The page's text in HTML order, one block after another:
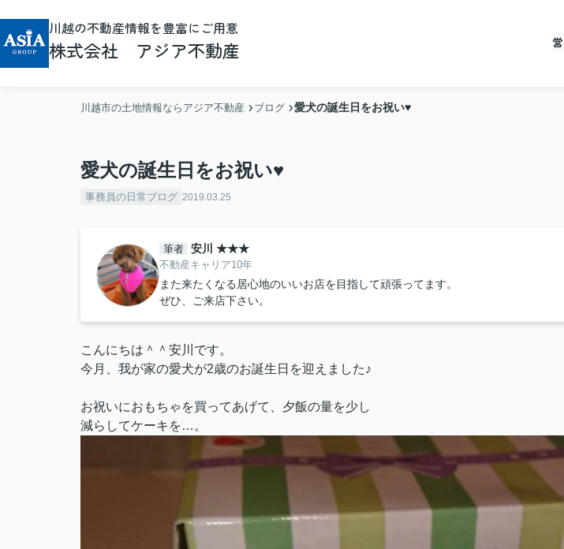
川越の不動産情報を豊富にご用意
株式会社 アジア不動産
川越市の土地情報ならアジア不動産 ブログ 愛犬の誕生日をお祝い♥
愛犬の誕生日をお祝い♥
事務員の日常ブログ 2019.03.25
筆者 安川 ★★★
不動産キャリア10年
また来たくなる居心地のいいお店を目指して頑張ってます。
ぜひ、ご来店下さい。
こんにちは＾＾安川です。
今月、我が家の愛犬が2歳のお誕生日を迎えました♪
お祝いにおもちゃを買ってあげて、夕飯の量を少し
減らしてケーキを…。